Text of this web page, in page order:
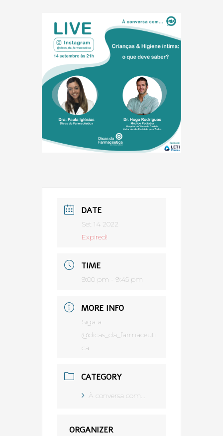
DATE
Set 14 2022
Expired!
TIME
9:00 pm - 9:45 pm
MORE INFO
Siga a
@dicas_da_farmaceuti
ca
CATEGORY
À conversa com...
ORGANIZER